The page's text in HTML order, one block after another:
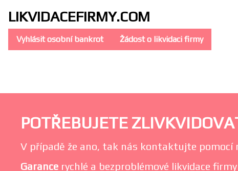
LIKVIDACEFIRMY.COM
Vyhlásit osobní bankrot Žádost o likvidaci firmy
POTŘEBUJETE
V případě že ano, tak nás kontaktujte pomocí
Garance rychlé a bezproblémové likvidace firmy